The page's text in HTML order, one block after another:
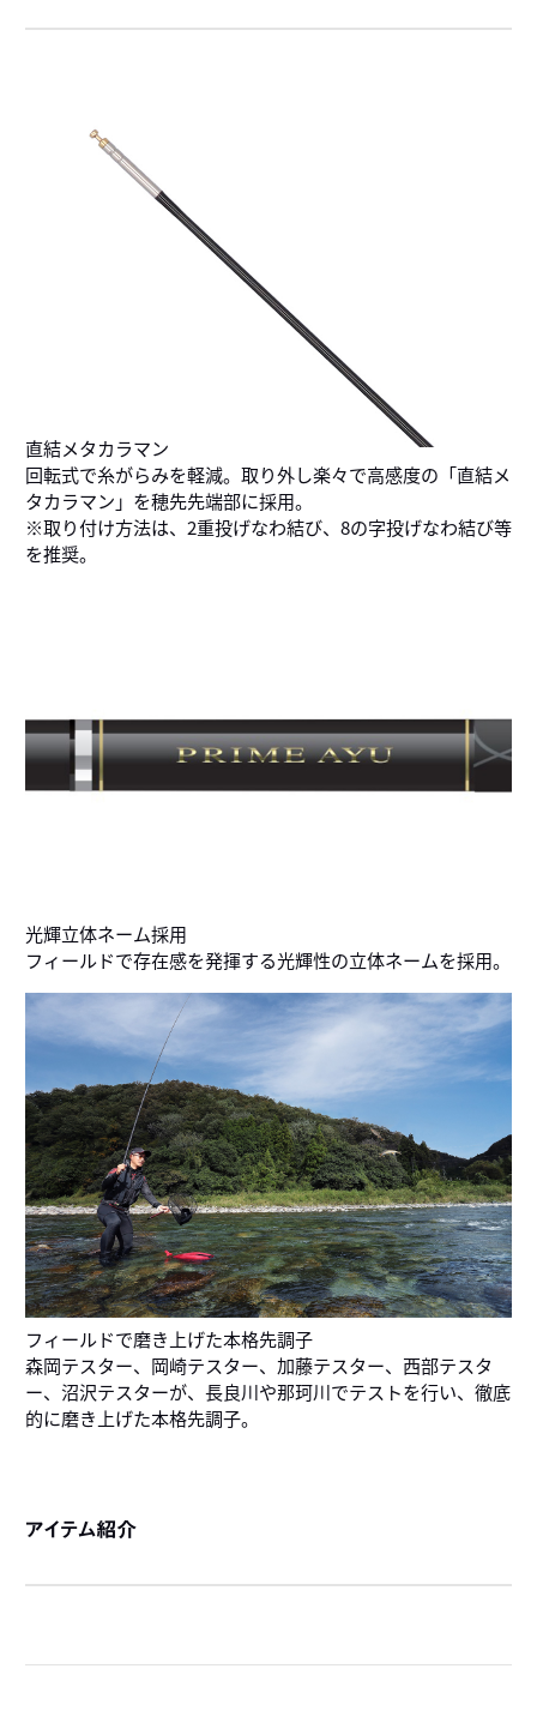
直結メタカラマン
回転式で糸がらみを軽減。取り外し楽々で高感度の「直結メ
タカラマン」を穂先先端部に採用。
※取り付け方法は、2重投げなわ結び、8の字投げなわ結び等
を推奨。
光輝立体ネーム採用
フィールドで存在感を発揮する光輝性の立体ネームを採用。
フィールドで磨き上げた本格先調子
森岡テスター、岡崎テスター、加藤テスター、西部テスタ
ー、沼沢テスターが、長良川や那珂川でテストを行い、徹底
的に磨き上げた本格先調子。
アイテム紹介